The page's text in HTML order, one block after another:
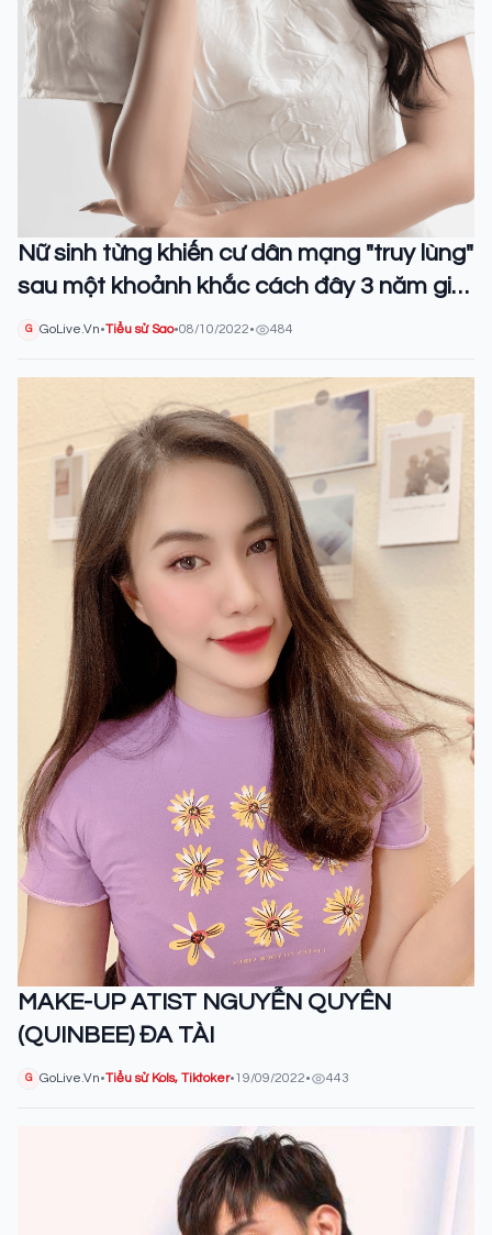
Nữ sinh từng khiến cư dân mạng "truy lùng"
sau một khoảnh khắc cách đây 3 năm giờ
ra sao?
G GoLive.Vn•Tiểu sử Sao•08/10/2022• 484
MAKE-UP ATIST NGUYỄN QUYÊN
(QUINBEE) ĐA TÀI
G GoLive.Vn•Tiểu sử Kols, Tiktoker•19/09/2022• 443